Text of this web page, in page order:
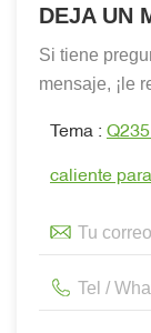
DEJA UN
Si tiene
mensaje, ¡le
Tema :
caliente